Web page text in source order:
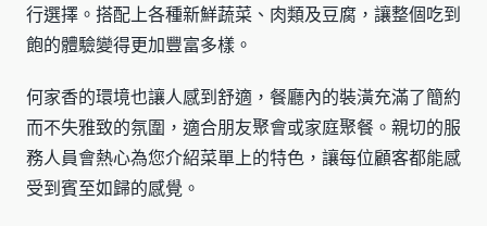
行選擇。搭配上各種新鮮蔬菜、肉類及豆腐，讓整個吃到
飽的體驗變得更加豐富多樣。
何家香的環境也讓人感到舒適，餐廳內的裝潢充滿了簡約
而不失雅致的氛圍，適合朋友聚會或家庭聚餐。親切的服
務人員會熱心為您介紹菜單上的特色，讓每位顧客都能感
受到賓至如歸的感覺。